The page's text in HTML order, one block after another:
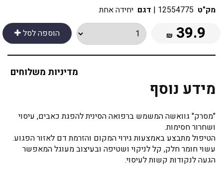
מק"ט 12554775
| דגם יחידה אחת
הוספה לסל
39.9
₪
מדיניות משלוחים
מידע נוסף
"מסרק" גוואשה המשמש ברפואה הסינית להפגת כאבים, עיסוי
ושחרור חסימות.
הטיפול מתבצע באמצעות גירוי המקום והזרמת דם לאזור הפגוע.
עשוי חומר חלק, קל לניקוי ושטיפה ובעיצוב מעוגל המאפשר
הגעה לנקודות קשות לעיסוי.